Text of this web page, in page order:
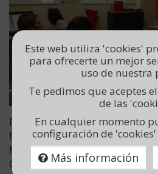
Durante este curso y a petición
formado a un grupo de trabajo
hijos utilizan Sistemas
Comunicación (SAACS)
Este web utiliza 'cookies'
para ofrecerte un mejor
uso de nuestra
Te pedimos que aceptes
de las
En cualquier momento
configuración de
Más información